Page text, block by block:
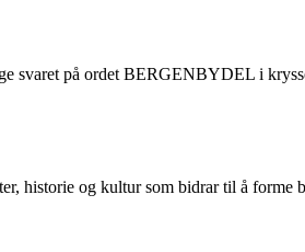
svaret på ordet BERGENBYDEL i
historie og kultur som bidrar til å